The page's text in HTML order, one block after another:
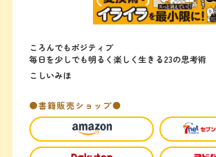
ころんでもポジティブ
毎日を少しでも明るく楽しく生きる23の思考術
こしいみほ
●書籍販売ショップ●